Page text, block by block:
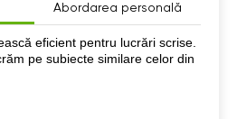
Abordarea personală
eficient pentru lucrări scrise.
pe subiecte similare celor din